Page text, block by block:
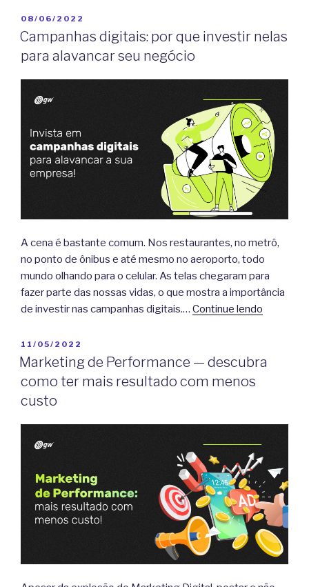
PUBLICADO
EM
08/06/2022
Campanhas digitais: por que investir nelas
para alavancar seu negócio
A cena é bastante comum. Nos restaurantes, no metrô,
no ponto de ônibus e até mesmo no aeroporto, todo
mundo olhando para o celular. As telas chegaram para
fazer parte das nossas vidas, o que mostra a importância
de investir nas campanhas digitais.… Continue lendo
PUBLICADO
EM
11/05/2022
Marketing de Performance — descubra
como ter mais resultado com menos
custo